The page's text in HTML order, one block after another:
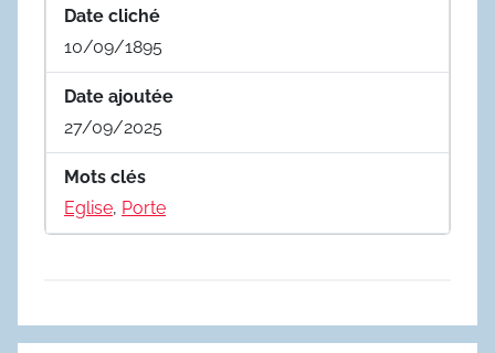
Date cliché
10/09/1895
Date ajoutée
27/09/2025
Mots clés
Eglise, Porte